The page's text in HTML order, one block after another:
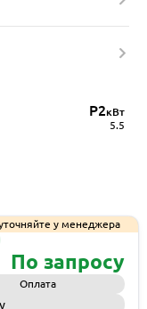
P2кВт
5.5
у менеджера
По запросу
Оплата